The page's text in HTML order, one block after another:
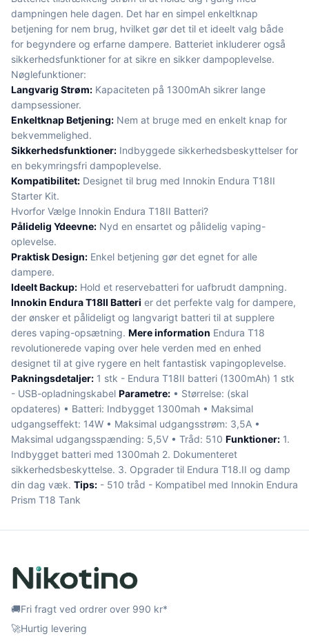
dampningen hele dagen. Det har en simpel enkeltknap
betjening for nem brug, hvilket gør det til et ideelt valg både
for begyndere og erfarne dampere. Batteriet inkluderer også
sikkerhedsfunktioner for at sikre en sikker dampoplevelse.
Nøglefunktioner:
Langvarig Strøm: Kapaciteten på 1300mAh sikrer lange
dampsessioner.
Enkeltknap Betjening: Nem at bruge med en enkelt knap for
bekvemmelighed.
Sikkerhedsfunktioner: Indbyggede sikkerhedsbeskyttelser for
en bekymringsfri dampoplevelse.
Kompatibilitet: Designet til brug med Innokin Endura T18II
Starter Kit.
Hvorfor Vælge Innokin Endura T18II Batteri?
Pålidelig Ydeevne: Nyd en ensartet og pålidelig vaping-
oplevelse.
Praktisk Design: Enkel betjening gør det egnet for alle
dampere.
Ideelt Backup: Hold et reservebatteri for uafbrudt dampning.
Innokin Endura T18II Batteri er det perfekte valg for dampere,
der ønsker et pålideligt og langvarigt batteri til at supplere
deres vaping-opsætning. Mere information Endura T18
revolutionerede vaping over hele verden med en enhed
designet til at give rygere en helt fantastisk vapingoplevelse.
Pakningsdetaljer: 1 stk - Endura T18II batteri (1300mAh) 1 stk
- USB-opladningskabel Parametre: • Størrelse: (skal
opdateres) • Batteri: Indbygget 1300mah • Maksimal
udgangseffekt: 14W • Maksimal udgangsstrøm: 3,5A •
Maksimal udgangsspænding: 5,5V • Tråd: 510 Funktioner: 1.
Indbygget batteri med 1300mah 2. Dokumenteret
sikkerhedsbeskyttelse. 3. Opgrader til Endura T18.II og damp
din dag væk. Tips: - 510 tråd - Kompatibel med Innokin Endura
Prism T18 Tank
🚚Fri fragt ved ordrer over 990 kr*
🚀Hurtig levering